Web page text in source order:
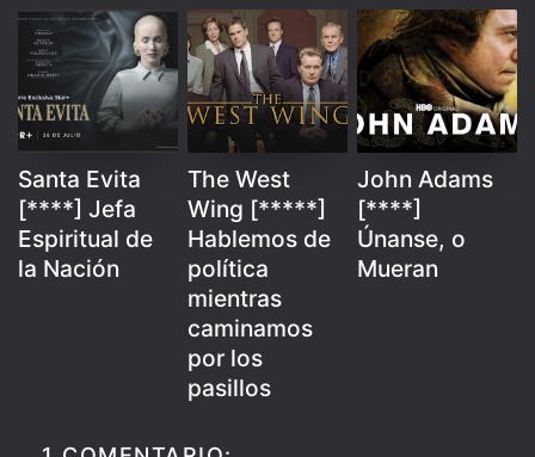
Santa Evita
[****] Jefa
Espiritual de
la Nación
The West
Wing [*****]
Hablemos de
política
mientras
caminamos
por los
pasillos
John Adams
[****]
Únanse, o
Mueran